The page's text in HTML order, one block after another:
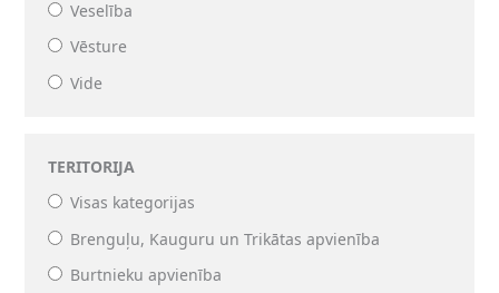
Veselība
Vēsture
Vide
TERITORIJA
Visas kategorijas
Brenguļu, Kauguru un Trikātas apvienība
Burtnieku apvienība